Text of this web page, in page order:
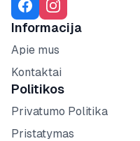
Informacija
Apie mus
Kontaktai
Politikos
Privatumo Politika
Pristatymas